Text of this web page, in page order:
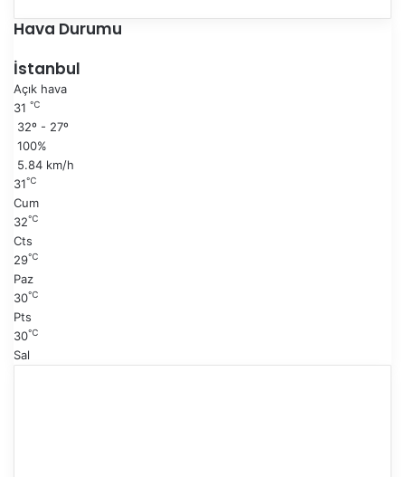
e
k
s
a
a
n
k
i
y
f
Hava Durumu
İstanbul
Açık hava
31 ℃
32º - 27º
100%
5.84 km/h
31℃
Cum
32℃
Cts
29℃
Paz
30℃
Pts
30℃
Sal